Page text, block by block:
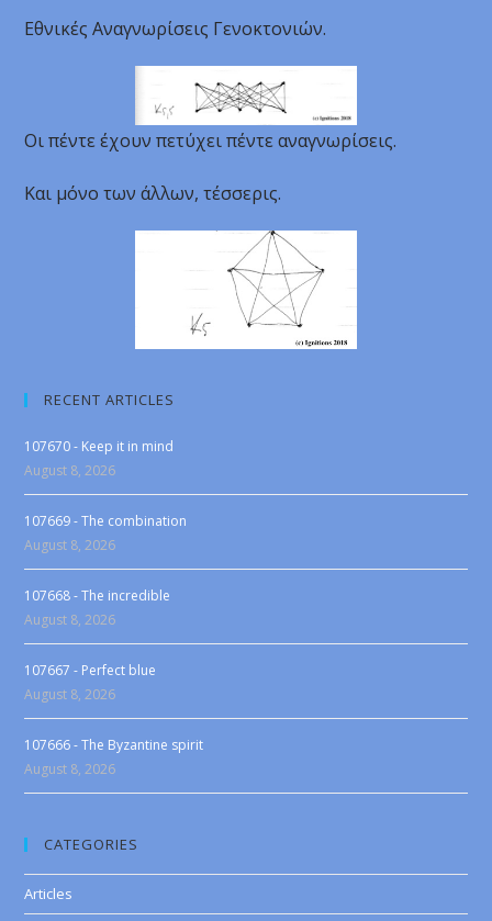
Εθνικές Αναγνωρίσεις Γενοκτονιών.
Οι πέντε έχουν πετύχει πέντε αναγνωρίσεις.
Και μόνο των άλλων, τέσσερις.
RECENT ARTICLES
107670 - Keep it in mind
August 8, 2026
107669 - The combination
August 8, 2026
107668 - The incredible
August 8, 2026
107667 - Perfect blue
August 8, 2026
107666 - The Byzantine spirit
August 8, 2026
CATEGORIES
Articles